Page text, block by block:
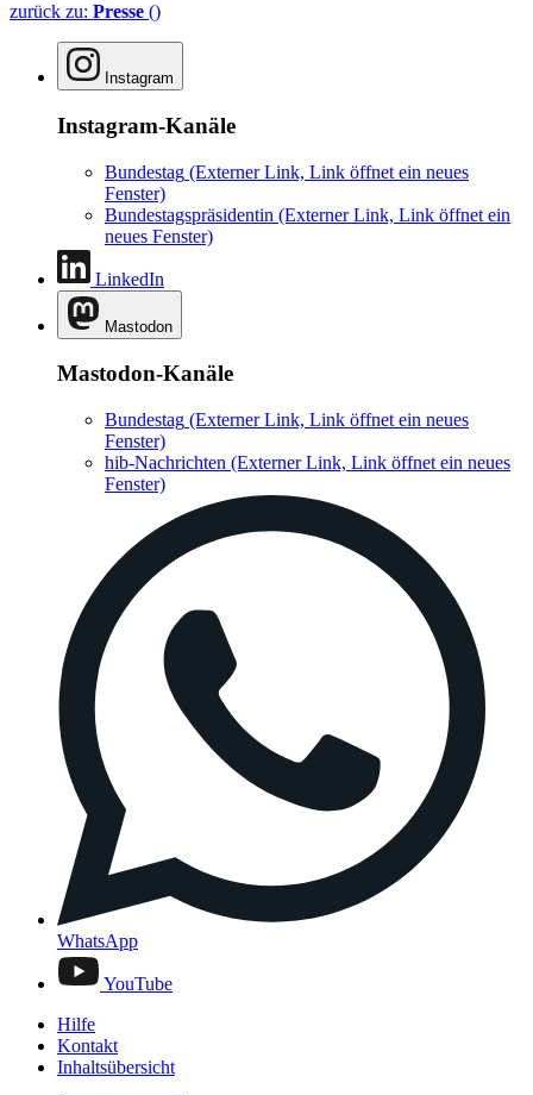
zurück zu: Presse ()
Instagram
Instagram-Kanäle
Bundestag (Externer Link, Link öffnet ein neues
Fenster)
Bundestagspräsidentin (Externer Link, Link öffnet ein
neues Fenster)
LinkedIn
Mastodon
Mastodon-Kanäle
Bundestag (Externer Link, Link öffnet ein neues
Fenster)
hib-Nachrichten (Externer Link, Link öffnet ein neues
Fenster)
WhatsApp
YouTube
Hilfe
Kontakt
Inhaltsübersicht